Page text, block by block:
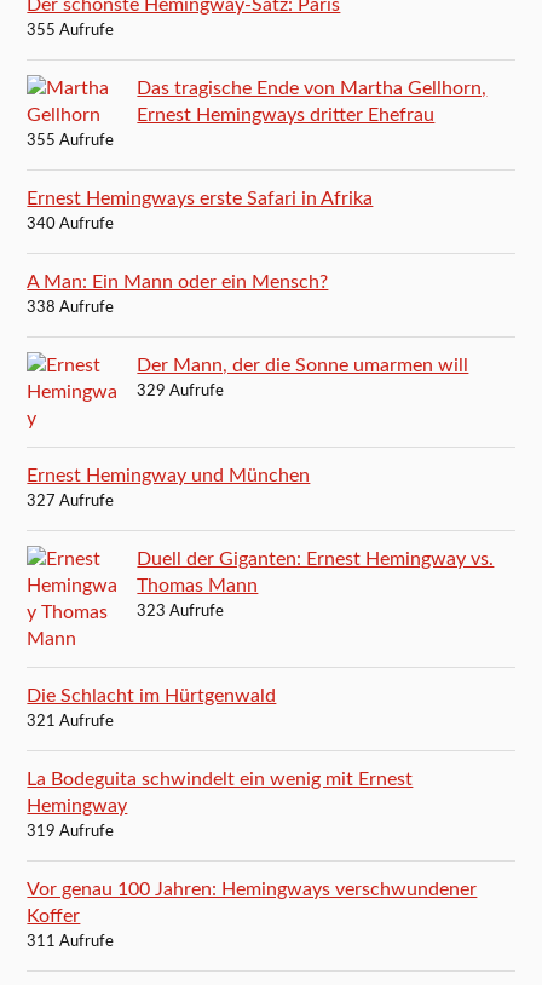
Der schönste Hemingway-Satz: Paris
355 Aufrufe
Das tragische Ende von Martha Gellhorn,
Ernest Hemingways dritter Ehefrau
355 Aufrufe
Ernest Hemingways erste Safari in Afrika
340 Aufrufe
A Man: Ein Mann oder ein Mensch?
338 Aufrufe
Der Mann, der die Sonne umarmen will
329 Aufrufe
Ernest Hemingway und München
327 Aufrufe
Duell der Giganten: Ernest Hemingway vs.
Thomas Mann
323 Aufrufe
Die Schlacht im Hürtgenwald
321 Aufrufe
La Bodeguita schwindelt ein wenig mit Ernest
Hemingway
319 Aufrufe
Vor genau 100 Jahren: Hemingways verschwundener
Koffer
311 Aufrufe